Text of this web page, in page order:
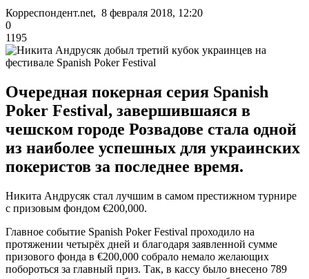
Корреспондент.net, 8 февраля 2018, 12:20
0
1195
Очередная покерная серия Spanish
Poker Festival, завершившаяся в
чешском городе Розвадове стала одной
из наиболее успешных для украинских
покеристов за последнее время.
Никита Андрусяк стал лучшим в самом престижном турнире
с призовым фондом €200,000.
Главное событие Spanish Poker Festival проходило на
протяжении четырёх дней и благодаря заявленной сумме
призового фонда в €200,000 собрало немало желающих
побороться за главный приз. Так, в кассу было внесено 789